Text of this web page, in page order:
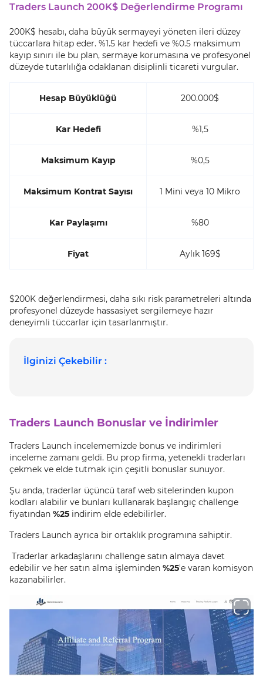
Traders Launch 200K$ Değerlendirme Programı
200K$ hesabı, daha büyük sermayeyi yöneten ileri düzey
tüccarlara hitap eder. %1.5 kar hedefi ve %0.5 maksimum
kayıp sınırı ile bu plan, sermaye korumasına ve profesyonel
düzeyde tutarlılığa odaklanan disiplinli ticareti vurgular.
Hesap Büyüklüğü 200.000$
Kar Hedefi %1,5
Maksimum Kayıp %0,5
Maksimum Kontrat Sayısı 1 Mini veya 10 Mikro
Kar Paylaşımı %80
Fiyat Aylık 169$
$200K değerlendirmesi, daha sıkı risk parametreleri altında
profesyonel düzeyde hassasiyet sergilemeye hazır
deneyimli tüccarlar için tasarlanmıştır.
İlginizi Çekebilir :
Traders Launch Bonuslar ve İndirimler
Traders Launch incelememizde bonus ve indirimleri
inceleme zamanı geldi. Bu prop firma, yetenekli traderları
çekmek ve elde tutmak için çeşitli bonuslar sunuyor.
Şu anda, traderlar üçüncü taraf web sitelerinden kupon
kodları alabilir ve bunları kullanarak başlangıç challenge
fiyatından %25 indirim elde edebilirler.
Traders Launch ayrıca bir ortaklık programına sahiptir.
Traderlar arkadaşlarını challenge satın almaya davet
edebilir ve her satın alma işleminden %25'e varan komisyon
kazanabilirler.